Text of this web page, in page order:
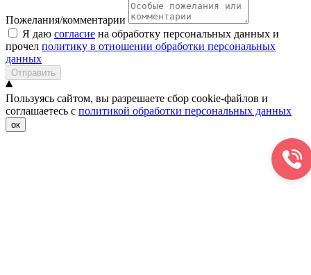
Пожелания/комментарии
Я даю согласие на обработку персональных данных и
прочел политику в отношении обработки персональных
данных
Отправить
Пользуясь сайтом, вы разрешаете сбор cookie-файлов и
соглашаетесь с политикой обработки персональных данных
ок